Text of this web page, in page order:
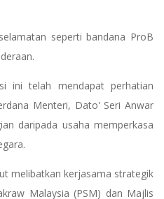
seperti bandana ProB
ini telah mendapat perhatian
Menteri, Dato' Seri Anwar
daripada usaha memperkasa
melibatkan kerjasama strategik
Malaysia (PSM) dan Majlis